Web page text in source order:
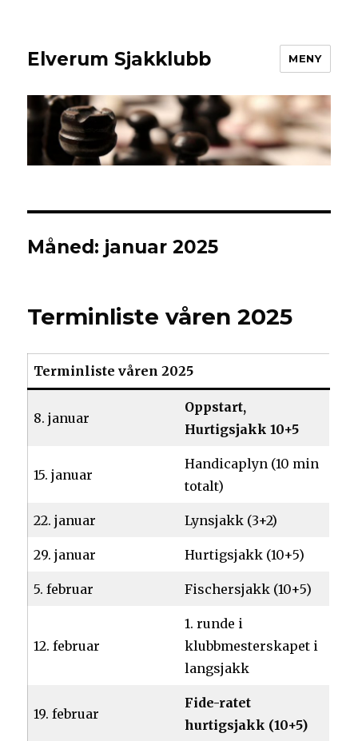
Elverum Sjakklubb MENY
Måned: januar 2025
Terminliste våren 2025
Terminliste våren 2025
8. januar
Oppstart,
Hurtigsjakk 10+5
15. januar
Handicaplyn (10 min
totalt)
22. januar Lynsjakk (3+2)
29. januar Hurtigsjakk (10+5)
5. februar Fischersjakk (10+5)
12. februar
1. runde i
klubbmesterskapet i
langsjakk
19. februar
Fide-ratet
hurtigsjakk (10+5)